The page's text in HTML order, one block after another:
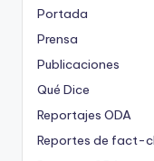
Portada
Prensa
Publicaciones
Qué Dice
Reportajes ODA
Reportes de fact-